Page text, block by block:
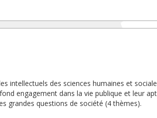
intellectuels des sciences humaines et
engagement dans la vie publique et leur
grandes questions de société (4 thèmes).